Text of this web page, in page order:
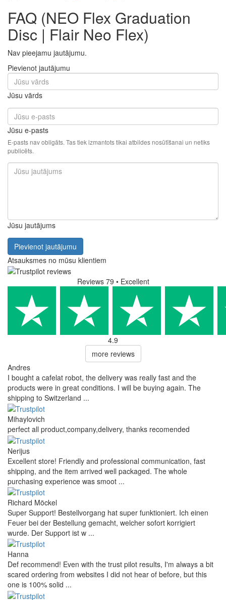
FAQ (NEO Flex Graduation
Disc | Flair Neo Flex)
Nav pieejamu jautājumu.
Pievienot jautājumu
Jūsu vārds
Jūsu e-pasts
E-pasts nav obligāts. Tas tiek izmantots tikai atbildes nosūtīšanai un netiks
publicēts.
Jūsu jautājums
Pievienot jautājumu
Atsauksmes no mūsu klientiem
Reviews 79 • Excellent
4.9
more reviews
Andres
I bought a cafelat robot, the delivery was really fast and the
products were in great conditions. I will be buying again. The
shipping to Switzerland ...
Mihaylovich
perfect all product,company,delivery, thanks recomended
Nerijus
Excellent store! Friendly and professional communication, fast
shipping, and the item arrived well packaged. The whole
purchasing experience was smoot ...
Richard Möckel
Super Support! Bestellvorgang hat super funktioniert. Ich einen
Feuer bei der Bestellung gemacht, welcher sofort korrigiert
wurde. Der Support ist w ...
Hanna
Def recommend! Even with the trust pilot results, I'm always a bit
scared ordering from websites I did not hear of before, but this
one is 100% solid ...